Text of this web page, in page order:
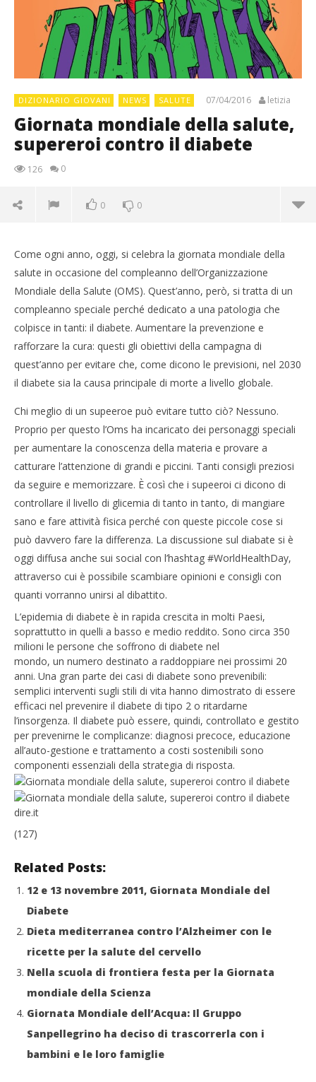
DIZIONARIO GIOVANI NEWS SALUTE 07/04/2016 letizia
Giornata mondiale della salute,
supereroi contro il diabete
126 0
0 0
NOW VIEWING
Giornata mondiale della salute, supereroi contro il
diabete
letizia
Come ogni anno, oggi, si celebra la giornata mondiale della
salute in occasione del compleanno dell’Organizzazione
Mondiale della Salute (OMS). Quest’anno, però, si tratta di un
compleanno speciale perché dedicato a una patologia che
colpisce in tanti: il diabete. Aumentare la prevenzione e
rafforzare la cura: questi gli obiettivi della campagna di
quest’anno per evitare che, come dicono le previsioni, nel 2030
il diabete sia la causa principale di morte a livello globale.
Chi meglio di un supeeroe può evitare tutto ciò? Nessuno.
Proprio per questo l’Oms ha incaricato dei personaggi speciali
per aumentare la conoscenza della materia e provare a
catturare l’attenzione di grandi e piccini. Tanti consigli preziosi
da seguire e memorizzare. È così che i supeeroi ci dicono di
controllare il livello di glicemia di tanto in tanto, di mangiare
sano e fare attività fisica perché con queste piccole cose si
può davvero fare la differenza. La discussione sul diabate si è
oggi diffusa anche sui social con l’hashtag #WorldHealthDay,
attraverso cui è possibile scambiare opinioni e consigli con
quanti vorranno unirsi al dibattito.
L’epidemia di diabete è in rapida crescita in molti Paesi,
soprattutto in quelli a basso e medio reddito. Sono circa 350
milioni le persone che soffrono di diabete nel
mondo, un numero destinato a raddoppiare nei prossimi 20
anni. Una gran parte dei casi di diabete sono prevenibili:
semplici interventi sugli stili di vita hanno dimostrato di essere
efficaci nel prevenire il diabete di tipo 2 o ritardarne
l’insorgenza. Il diabete può essere, quindi, controllato e gestito
per prevenirne le complicanze: diagnosi precoce, educazione
all’auto-gestione e trattamento a costi sostenibili sono
componenti essenziali della strategia di risposta.
dire.it
(127)
Related Posts:
12 e 13 novembre 2011, Giornata Mondiale del
Diabete
Dieta mediterranea contro l’Alzheimer con le
ricette per la salute del cervello
Nella scuola di frontiera festa per la Giornata
mondiale della Scienza
Giornata Mondiale dell’Acqua: Il Gruppo
Sanpellegrino ha deciso di trascorrerla con i
bambini e le loro famiglie